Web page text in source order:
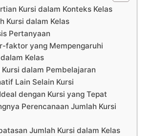
Kursi dalam Konteks Kelas
Kursi dalam Kelas
Pertanyaan
faktor yang Mempengaruhi
Kelas
Kursi dalam Pembelajaran
Lain Selain Kursi
dengan Kursi yang Tepat
Perencanaan Jumlah Kursi
Jumlah Kursi dalam Kelas